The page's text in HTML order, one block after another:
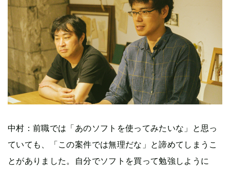
中村：前職では「あのソフトを使ってみたいな」と思っ
ていても、「この案件では無理だな」と諦めてしまうこ
とがありました。自分でソフトを買って勉強しように